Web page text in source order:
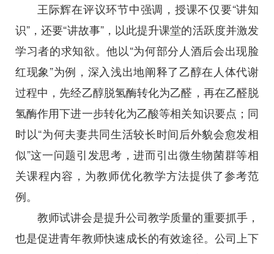
王际辉在评议环节中强调，授课不仅要“讲知
识”，还要“讲故事”，以此提升课堂的活跃度并激发
学习者的求知欲。他以“为何部分人酒后会出现脸
红现象”为例，深入浅出地阐释了乙醇在人体代谢
过程中，先经乙醇脱氢酶转化为乙醛，再在乙醛脱
氢酶作用下进一步转化为乙酸等相关知识要点；同
时以“为何夫妻共同生活较长时间后外貌会愈发相
似”这一问题引发思考，进而引出微生物菌群等相
关课程内容，为教师优化教学方法提供了参考范
例。
教师试讲会是提升公司教学质量的重要抓手，
也是促进青年教师快速成长的有效途径。公司上下